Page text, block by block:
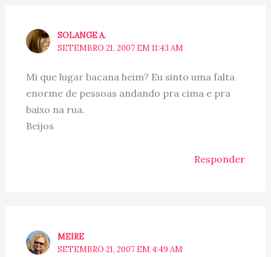
SOLANGE A.
SETEMBRO 21, 2007 EM 11:43 AM
Mi que lugar bacana heim? Eu sinto uma falta
enorme de pessoas andando pra cima e pra
baixo na rua.
Beijos
Responder
MEIRE
SETEMBRO 21, 2007 EM 4:49 AM